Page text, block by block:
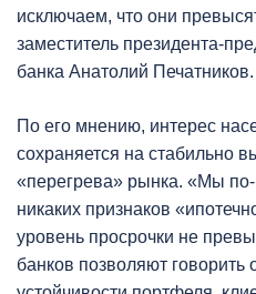
исключаем, что они
заместитель президента-
банка Анатолий Печатников.
По его мнению, интерес
сохраняется на стабильно
«перегрева» рынка. «Мы
никаких признаков
уровень просрочки не
банков позволяют говорить